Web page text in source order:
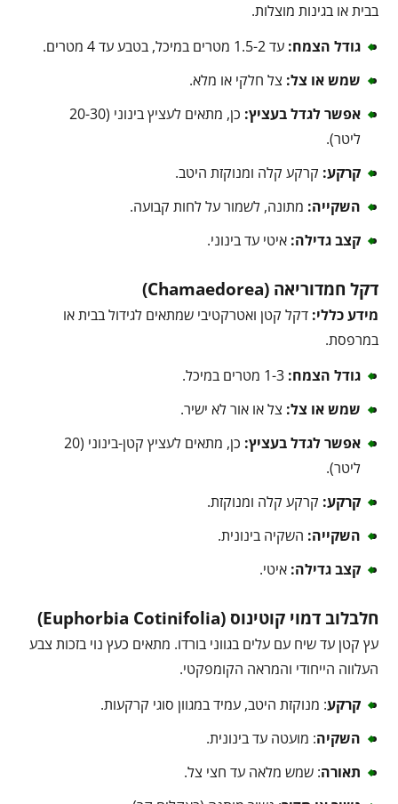
בבית או בגינות מוצלות.
גודל הצמח: עד 1.5-2 מטרים במיכל, בטבע עד 4 מטרים.
שמש או צל: צל חלקי או מלא.
אפשר לגדל בעציץ:
כן, מתאים לעציץ בינוני (20-30
ליטר).
קרקע: קרקע קלה ומנוקזת היטב.
השקייה: מתונה, לשמור על לחות קבועה.
קצב גדילה: איטי עד בינוני.
דקל חמדוריאה (Chamaedorea)
מידע כללי: דקל קטן ואטרקטיבי שמתאים לגידול בבית או
במרפסת.
גודל הצמח: 1-3 מטרים במיכל.
שמש או צל: צל או אור לא ישיר.
אפשר לגדל בעציץ:
כן, מתאים לעציץ קטן-בינוני (20
ליטר).
קרקע: קרקע קלה ומנוקזת.
השקייה: השקיה בינונית.
קצב גדילה: איטי.
חלבלוב דמוי קוטינוס (Euphorbia Cotinifolia)
עץ קטן עד שיח עם עלים בגווני בורדו. מתאים כעץ נוי בזכות צבע
העלווה הייחודי והמראה הקומפקטי.
קרקע: מנוקזת היטב, עמיד במגוון סוגי קרקעות.
השקיה: מועטה עד בינונית.
תאורה: שמש מלאה עד חצי צל.